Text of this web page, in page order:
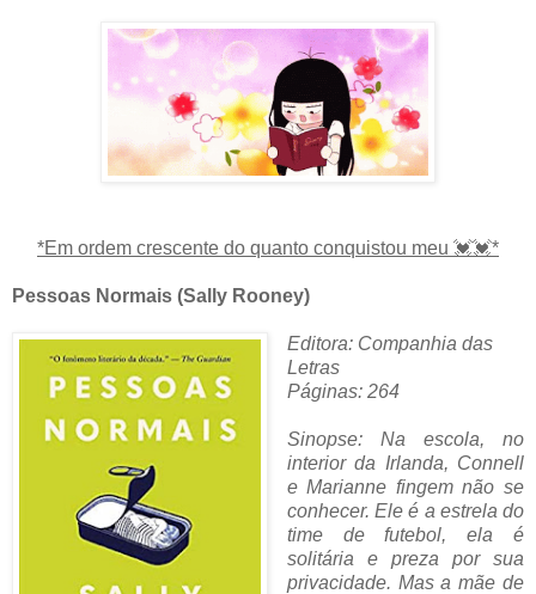
*Em ordem crescente do quanto conquistou meu 💓💓*
Pessoas Normais (Sally Rooney)
Editora: Companhia das
Letras
Páginas: 264
Sinopse: Na escola, no
interior da Irlanda, Connell
e Marianne fingem não se
conhecer. Ele é a estrela do
time de futebol, ela é
solitária e preza por sua
privacidade. Mas a mãe de